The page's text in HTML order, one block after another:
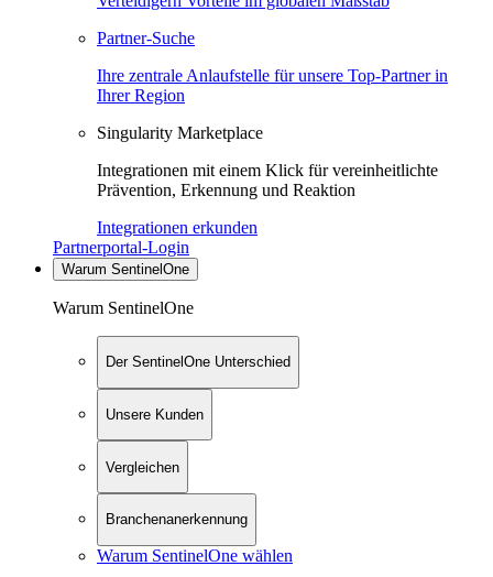
Partner-Suche
Ihre zentrale Anlaufstelle für unsere Top-Partner in
Ihrer Region
Singularity Marketplace
Integrationen mit einem Klick für vereinheitlichte
Prävention, Erkennung und Reaktion
Integrationen erkunden
Partnerportal-Login
Warum SentinelOne
Warum SentinelOne
Der SentinelOne Unterschied
Unsere Kunden
Vergleichen
Branchenanerkennung
Warum SentinelOne wählen